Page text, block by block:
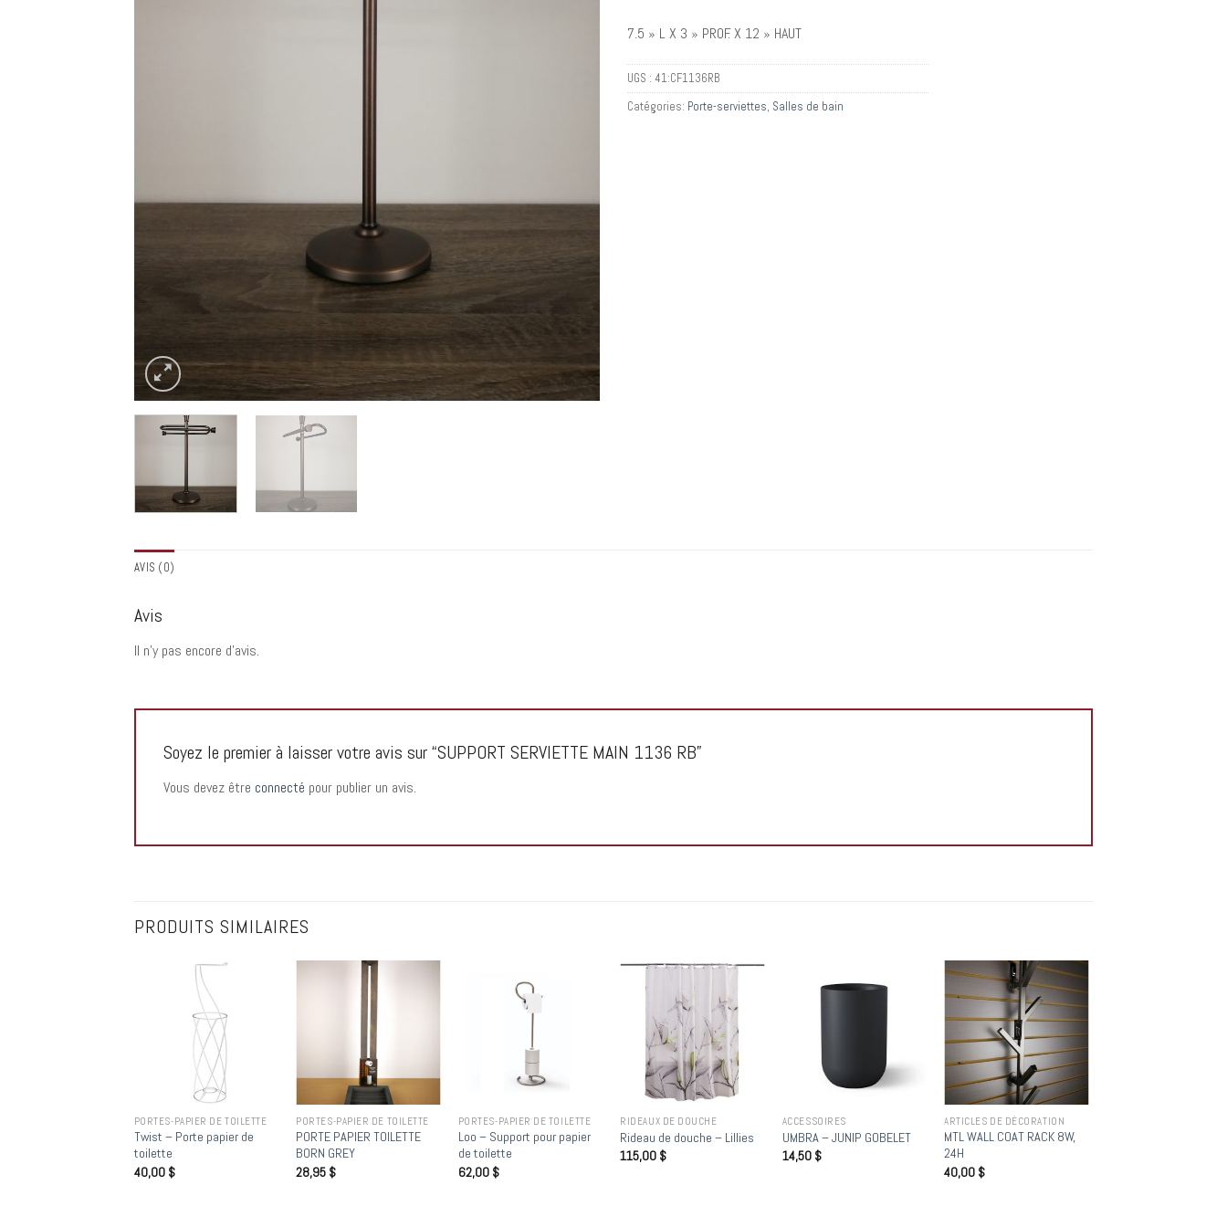
7.5 » L X 3 » PROF. X 12 » HAUT
UGS : 41:CF1136RB
Catégories: Porte-serviettes, Salles de bain
AVIS (0)
Avis
Il n’y pas encore d’avis.
Soyez le premier à laisser votre avis sur “SUPPORT SERVIETTE MAIN 1136 RB”
Vous devez être connecté pour publier un avis.
PRODUITS SIMILAIRES
PORTES-PAPIER DE TOILETTE
Twist – Porte papier de
toilette
40,00 $
PORTES-PAPIER DE TOILETTE
PORTE PAPIER TOILETTE
BORN GREY
28,95 $
PORTES-PAPIER DE TOILETTE
Loo – Support pour papier
de toilette
62,00 $
Add to
wishlist
RIDEAUX DE DOUCHE
Rideau de douche – Lillies
115,00 $
ACCESSOIRES
UMBRA – JUNIP GOBELET
14,50 $
wishlist
ARTICLES DE DÉCORATION
MTL WALL COAT RACK 8W,
24H
40,00 $